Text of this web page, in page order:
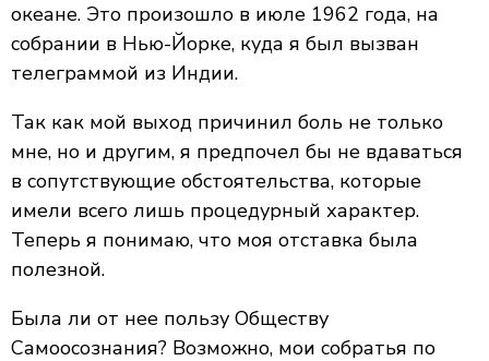
океане. Это произошло в июле 1962 года, на
собрании в Нью-Йорке, куда я был вызван
телеграммой из Индии.
Так как мой выход причинил боль не только
мне, но и другим, я предпочел бы не вдаваться
в сопутствующие обстоятельства, которые
имели всего лишь процедурный характер.
Теперь я понимаю, что моя отставка была
полезной.
Была ли от нее пользу Обществу
Самоосознания? Возможно, мои собратья по